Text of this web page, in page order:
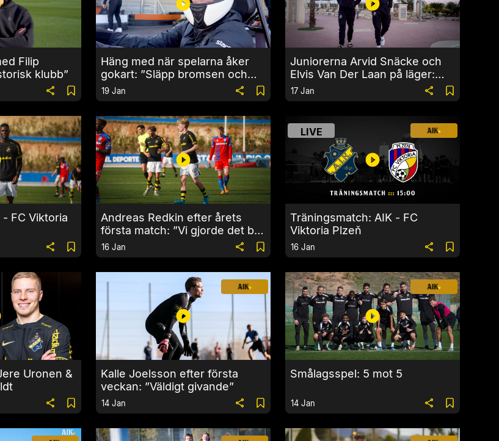
Filip
klubb”
Häng med när spelarna åker
gokart: ”Släpp bromsen och
gasa på”
19 Jan
Juniorerna Arvid Snäcke och
Elvis Van Der Laan på läger:
”En stor upplevelse”
17 Jan
FC Viktoria
Andreas Redkin efter årets
första match: ”Vi gjorde det bra
i presspelet”
16 Jan
LIVE
Träningsmatch: AIK - FC
Viktoria Plzeň
16 Jan
Uronen &
Kalle Joelsson efter första
veckan: ”Väldigt givande”
14 Jan
Smålagsspel: 5 mot 5
14 Jan